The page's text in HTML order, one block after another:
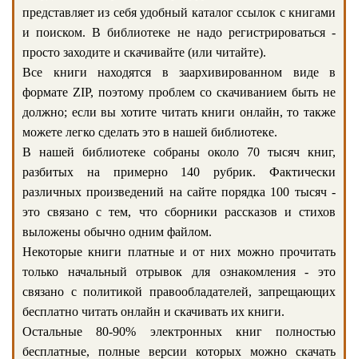
представляет из себя удобный каталог ссылок с книгами
и поиском. В библиотеке не надо регистрироваться -
просто заходите и скачивайте (или читайте).
Все книги находятся в заархивированном виде в
формате ZIP, поэтому проблем со скачиванием быть не
должно; если вы хотите читать книги онлайн, то также
можете легко сделать это в нашей библиотеке.
В нашей библиотеке собраны около 70 тысяч книг,
разбитых на примерно 140 рубрик. Фактически
различных произведений на сайте порядка 100 тысяч -
это связано с тем, что сборники рассказов и стихов
выложены обычно одним файлом.
Некоторые книги платные и от них можно прочитать
только начальный отрывок для ознакомления - это
связано с политикой правообладателей, запрещающих
бесплатно читать онлайн и скачивать их книги.
Остальные 80-90% электронных книг полностью
бесплатные, полные версии которых можно скачать